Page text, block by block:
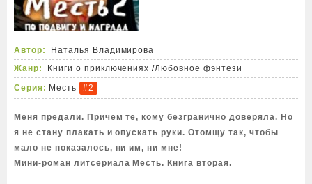
Автор:
Наталья Владимирова
Жанр:
Книги о приключениях /Любовное фэнтези
Серия: Месть #2
Меня предали. Причем те, кому безгранично доверяла. Но
я не стану плакать и опускать руки. Отомщу так, чтобы
мало не показалось, ни им, ни мне!
Мини-роман литсериала Месть. Книга вторая.